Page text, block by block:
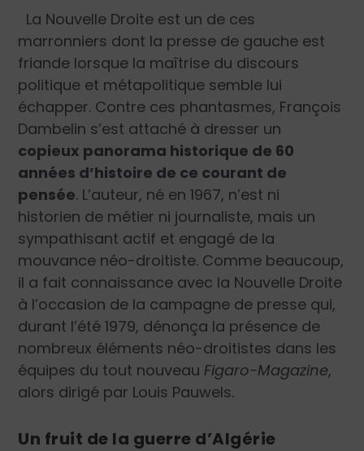
La Nouvelle Droite est un de ces
marronniers dont la presse de gauche est
friande lorsque la maîtrise du discours
politique et métapolitique semble lui
échapper. Contre ces phantasmes, François
Dambelin s’est attaché à dresser un
copieux panorama historique de 60
années d’histoire de ce courant de
pensée. L’auteur, né en 1967, n’est ni
historien de métier ni journaliste, mais un
sympathisant actif et engagé de la
mouvance néo-droitiste. Comme beaucoup,
il a fait connaissance avec la Nouvelle Droite
à l’occasion de la campagne de presse qui,
durant l’été 1979, dénonça la présence de
nombreux éléments néo-droitistes dans les
équipes du tout nouveau Figaro-Magazine,
alors dirigé par Louis Pauwels.
Un fruit de la guerre d’Algérie